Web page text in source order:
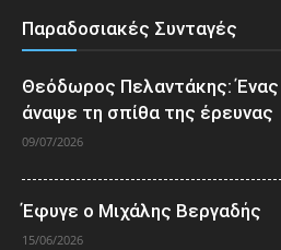
Παραδοσιακές Συνταγές
Θεόδωρος Πελαντάκης:
άναψε τη σπίθα της έρευνας
09/07/2026
Έφυγε ο Μιχάλης Βεργαδής
15/06/2026